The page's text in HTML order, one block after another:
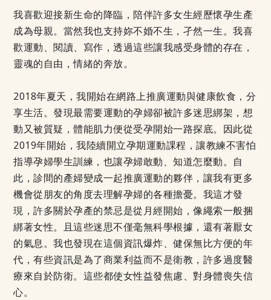
我喜歡迎接新生命的降臨，陪伴許多女生經歷懷孕生產
成為母親。當然我也支持妳不婚不生，孑然一生。我喜
歡運動、閱讀、寫作，透過這些讓我感受身體的存在，
靈魂的自由，情緒的奔放。
2018年夏天，我開始在網路上推廣運動與健康飲食，分
享生活。發現最需要運動的孕婦卻被許多迷思綁架，想
動又被質疑，體能肌力便從受孕開始一路探底。因此從
2019年開始，我陸續開立孕期運動課程，讓教練不害怕
指導孕婦學生訓練，也讓孕婦敢動、知道怎麼動。自
此，診間的產婦變成一起推廣運動的夥伴，讓我有更多
機會從朋友的角度去理解孕婦的各種擔憂。我這才發
現，許多關於孕產的禁忌是從月經開始，像繩索一般捆
綁著女性。且這些迷思不僅毫無科學根據，還有著厭女
的氣息。我也發現在這個資訊爆炸、健保無比方便的年
代，有些資訊是為了商業利益而不是衛教，許多過度醫
療來自於防衛。這些都使女性益發焦慮、對身體喪失信
心。